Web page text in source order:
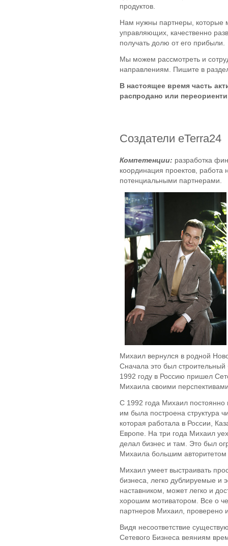
продуктов.
Нам нужны партнеры, которые
управляющих, качественно
получать долю от его прибыли.
Мы можем рассмотреть и
направлениям. Пишите в
В настоящее время часть
распродано или
Создатели eTerra24
Компетенции: разработка
координация проектов, работа
потенциальными партнерами.
Михаил вернулся в родной
Сначала это был строительный
1992 году в Россию пришел
Михаила своими
С 1992 года Михаил постоянно
им была построена структура
которая работала в России,
Европе. На три года Михаил
делал бизнес и там. Это был
Михаила большим
Михаил умеет выстраивать
бизнеса, легко дублируемые
наставником, может легко и
хорошим мотиватором. Все о
партнеров Михаил, проверено
Видя несоответствие
Сетевого Бизнеса веяниям